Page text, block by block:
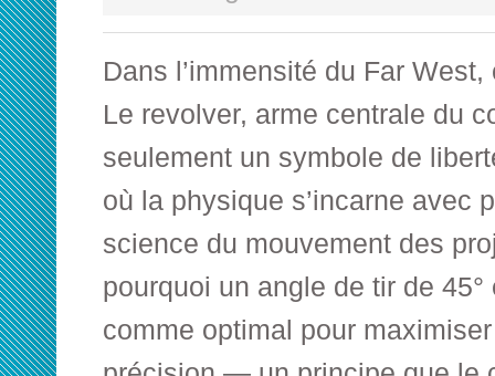
Dans l’immensité du Far
Le revolver, arme centrale du
seulement un symbole de
où la physique s’incarne avec
science du mouvement des
pourquoi un angle de tir de
comme optimal pour